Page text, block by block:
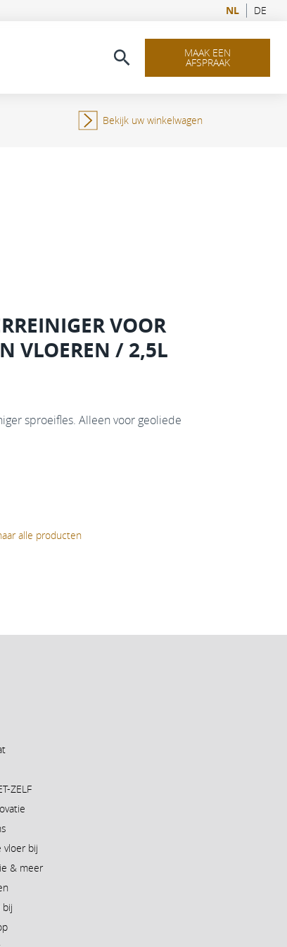
NL DE
MAAK EEN
AFSPRAAK
Bekijk uw winkelwagen
VOOR
VLOEREN / 2,5L
sproeifles. Alleen voor geoliede
alle producten
ZELF
vloer bij
& meer
bij